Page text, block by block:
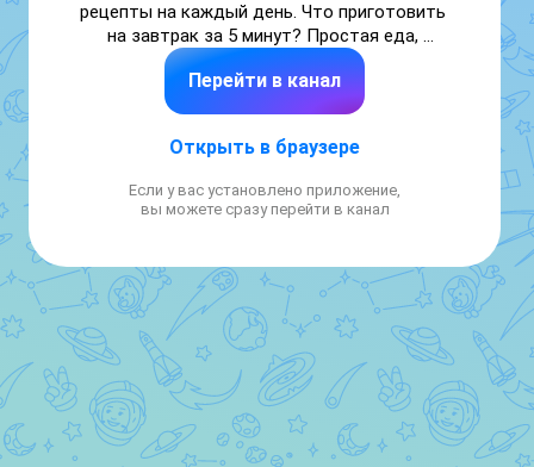
рецепты на каждый день. Что приготовить
на завтрак за 5 минут? Простая еда,
домашняя кухня и идеи для всей семьи.
Готовим завтраки дома
Рецепты еда меню завтрак салаты выпечка
рецепты
№ 7812020354
Перейти в канал
Открыть в браузере
Если у вас установлено приложение,
вы можете сразу перейти в канал